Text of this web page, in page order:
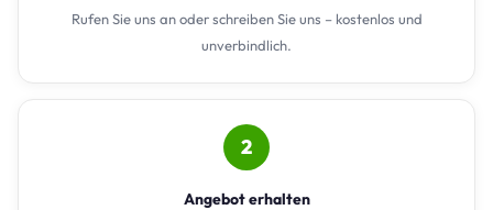
Rufen Sie uns an oder schreiben Sie uns – kostenlos und
unverbindlich.
2
Angebot erhalten